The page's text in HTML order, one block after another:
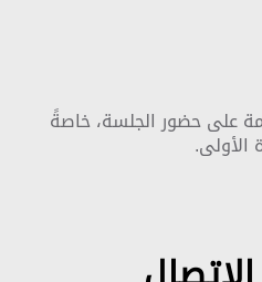
على حضور الجلسة، خاصةً
الأولى.